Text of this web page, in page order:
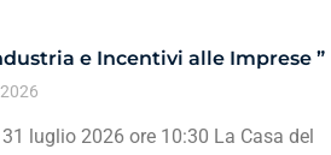
e Incentivi alle Imprese ”
luglio 2026 ore 10:30 La Casa del